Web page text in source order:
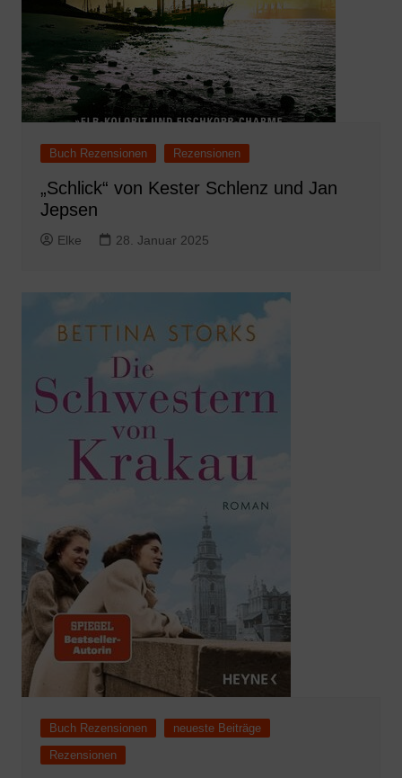
Buch Rezensionen Rezensionen
„Schlick“ von Kester Schlenz und Jan
Jepsen
Elke 28. Januar 2025
Buch Rezensionen
neueste Beiträge
Rezensionen